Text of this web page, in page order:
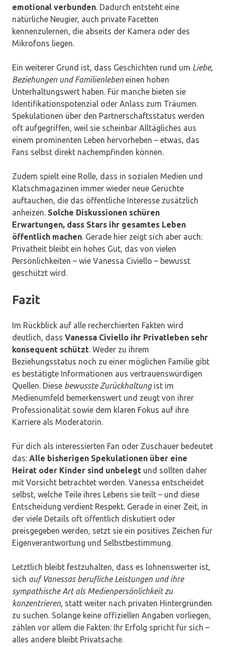
emotional verbunden. Dadurch entsteht eine
natürliche Neugier, auch private Facetten
kennenzulernen, die abseits der Kamera oder des
Mikrofons liegen.
Ein weiterer Grund ist, dass Geschichten rund um Liebe,
Beziehungen und Familienleben einen hohen
Unterhaltungswert haben. Für manche bieten sie
Identifikationspotenzial oder Anlass zum Träumen.
Spekulationen über den Partnerschaftsstatus werden
oft aufgegriffen, weil sie scheinbar Alltägliches aus
einem prominenten Leben hervorheben – etwas, das
Fans selbst direkt nachempfinden können.
Zudem spielt eine Rolle, dass in sozialen Medien und
Klatschmagazinen immer wieder neue Gerüchte
auftauchen, die das öffentliche Interesse zusätzlich
anheizen. Solche Diskussionen schüren
Erwartungen, dass Stars ihr gesamtes Leben
öffentlich machen. Gerade hier zeigt sich aber auch:
Privatheit bleibt ein hohes Gut, das von vielen
Persönlichkeiten – wie Vanessa Civiello – bewusst
geschützt wird.
Fazit
Im Rückblick auf alle recherchierten Fakten wird
deutlich, dass Vanessa Civiello ihr Privatleben sehr
konsequent schützt. Weder zu ihrem
Beziehungsstatus noch zu einer möglichen Familie gibt
es bestätigte Informationen aus vertrauenswürdigen
Quellen. Diese bewusste Zurückhaltungist im
Medienumfeld bemerkenswert und zeugt von ihrer
Professionalität sowie dem klaren Fokus auf ihre
Karriere als Moderatorin.
Für dich als interessierten Fan oder Zuschauer bedeutet
das: Alle bisherigen Spekulationen über eine
Heirat oder Kinder sind unbelegt und sollten daher
mit Vorsicht betrachtet werden. Vanessa entscheidet
selbst, welche Teile ihres Lebens sie teilt – und diese
Entscheidung verdient Respekt. Gerade in einer Zeit, in
der viele Details oft öffentlich diskutiert oder
preisgegeben werden, setzt sie ein positives Zeichen für
Eigenverantwortung und Selbstbestimmung.
Letztlich bleibt festzuhalten, dass es lohnenswerter ist,
sich auf Vanessas berufliche Leistungen und ihre
sympathische Art als Medienpersönlichkeit zu
konzentrieren, statt weiter nach privaten Hintergründen
zu suchen. Solange keine offiziellen Angaben vorliegen,
zählen vor allem die Fakten: Ihr Erfolg spricht für sich –
alles andere bleibt Privatsache.